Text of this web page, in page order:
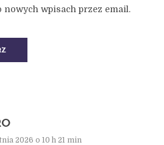
nowych wpisach przez email.
2026 o 10 h 21 min